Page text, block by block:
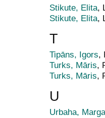
Stikute, Elita,
Stikute, Elita,
T
Tipāns, Igors,
Turks, Māris,
Turks, Māris,
U
Urbaha,